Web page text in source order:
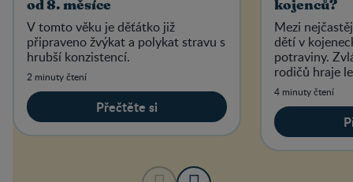
od 8. měsíce
V tomto věku je děťátko již
připraveno žvýkat a polykat stravu s
hrubší konzistencí.
2 minuty čtení
Přečtěte si
kojenců?
Mezi
dětí v
potraviny.
rodičů hraje
s jeho
4 minuty čtení